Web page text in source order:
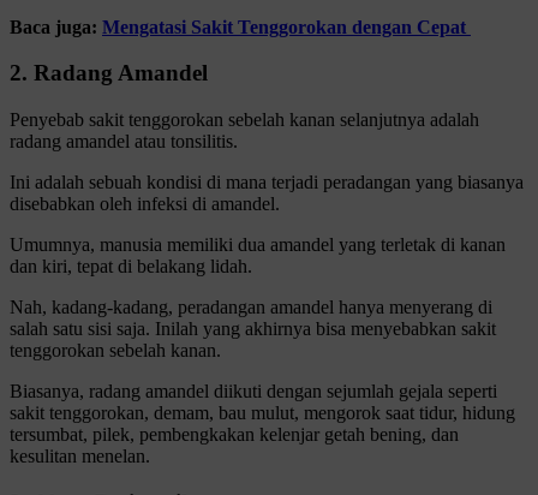
Baca juga: Mengatasi Sakit Tenggorokan dengan Cepat
2. Radang Amandel
Penyebab sakit tenggorokan sebelah kanan selanjutnya adalah
radang amandel atau tonsilitis.
Ini adalah sebuah kondisi di mana terjadi peradangan yang biasanya
disebabkan oleh infeksi di amandel.
Umumnya, manusia memiliki dua amandel yang terletak di kanan
dan kiri, tepat di belakang lidah.
Nah, kadang-kadang, peradangan amandel hanya menyerang di
salah satu sisi saja. Inilah yang akhirnya bisa menyebabkan sakit
tenggorokan sebelah kanan.
Biasanya, radang amandel diikuti dengan sejumlah gejala seperti
sakit tenggorokan, demam, bau mulut, mengorok saat tidur, hidung
tersumbat, pilek, pembengkakan kelenjar getah bening, dan
kesulitan menelan.